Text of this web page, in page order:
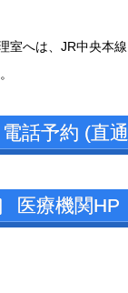
室へは、JR中央本
電話予約 (直
医療機関HP